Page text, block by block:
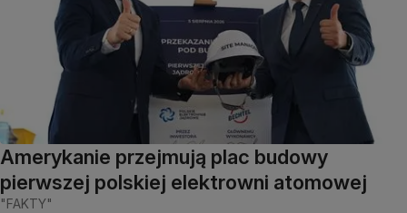
Amerykanie przejmują plac budowy
pierwszej polskiej elektrowni atomowej
"FAKTY"